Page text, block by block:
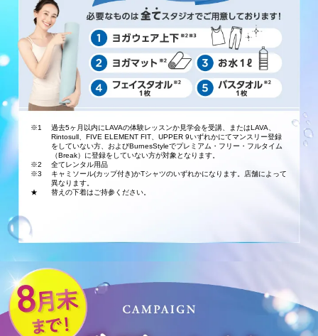
※1
過去5ヶ月以内にLAVAの体験レッスンか見学会を受講、またはLAVA、
Rintosull、FIVE ELEMENT FIT、UPPER 9いずれかにてマンスリー登録
をしていない方、およびBurnesStyleでプレミアム・フリー・フルタイム
（Break）に登録をしていない方が対象となります。
※2
全てレンタル用品
※3
キャミソール(カップ付き)かTシャツのいずれかになります。店舗によって
異なります。
★
替えの下着はご持参ください。